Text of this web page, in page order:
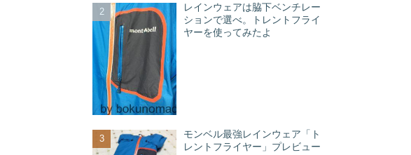
レインウェアは脇下ベンチレー
ションで選べ。トレントフライ
ヤーを使ってみたよ
モンベル最強レインウェア「ト
レントフライヤー」プレビュー